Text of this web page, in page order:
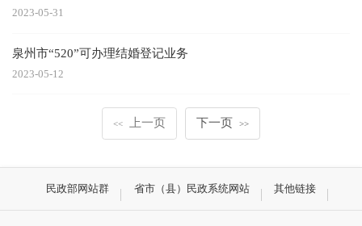
2023-05-31
泉州市“520”可办理结婚登记业务
2023-05-12
<< 上一页 下一页 >>
民政部网站群 省市（县）民政系统网站 其他链接